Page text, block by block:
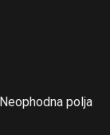
Neophodna polja